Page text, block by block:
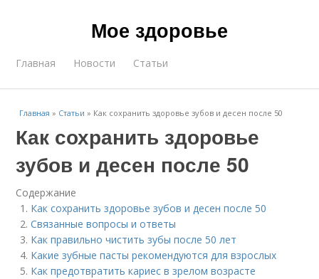
Мое здоровье
Главная Новости Статьи
Главная » Статьи » Как сохранить здоровье зубов и десен после 50
Как сохранить здоровье
зубов и десен после 50
Содержание
Как сохранить здоровье зубов и десен после 50
Связанные вопросы и ответы
Как правильно чистить зубы после 50 лет
Какие зубные пасты рекомендуются для взрослых
Как предотвратить кариес в зрелом возрасте